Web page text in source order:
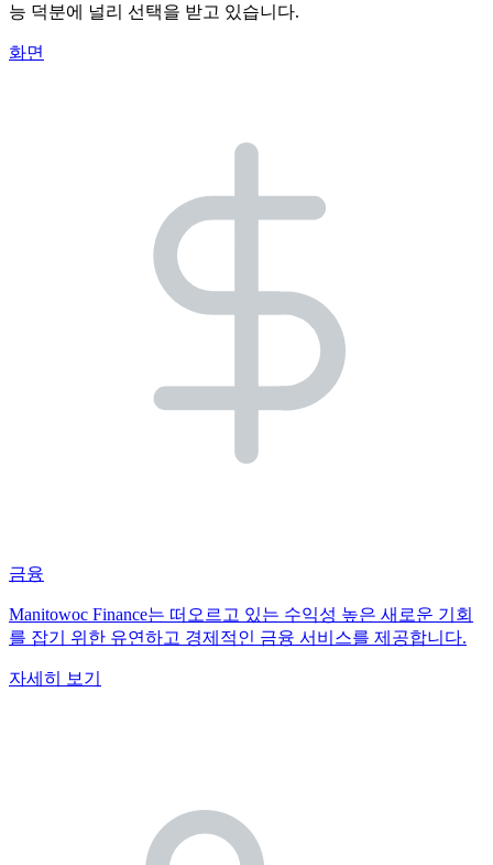
능 덕분에 널리 선택을 받고 있습니다.
화면
금융
Manitowoc Finance는 떠오르고 있는 수익성 높은 새로운 기회
를 잡기 위한 유연하고 경제적인 금융 서비스를 제공합니다.
자세히 보기